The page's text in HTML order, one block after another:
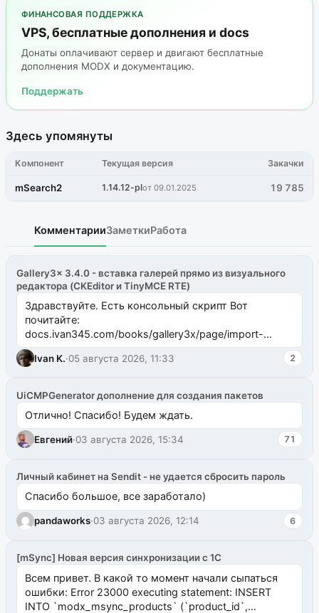
ФИНАНСОВАЯ ПОДДЕРЖКА
VPS, бесплатные дополнения и docs
Донаты оплачивают сервер и двигают бесплатные
дополнения MODX и документацию.
Поддержать
Здесь упомянуты
Компонент Текущая версия Закачки
mSearch2 1.14.12-plот 09.01.2025 19 785
КомментарииЗаметкиРабота
Gallery3x 3.4.0 - вставка галерей прямо из визуального
редактора (CKEditor и TinyMCE RTE)
Здравствуйте. Есть консольный скрипт Вот
почитайте:
docs.ivan345.com/books/gallery3x/page/import-
ms2galleryphp
Ivan K.·05 августа 2026, 11:33 2
UiCMPGenerator дополнение для создания пакетов
Отлично! Спасибо! Будем ждать.
Евгений·03 августа 2026, 15:34 71
Личный кабинет на Sendit - не удается сбросить пароль
Спасибо большое, все заработало)
pandaworks·03 августа 2026, 12:14 6
[mSync] Новая версия синхронизации с 1С
Всем привет. В какой то момент начали сыпаться
ошибки: Error 23000 executing statement: INSERT
INTO `modx_msync_products` (`product_id`,